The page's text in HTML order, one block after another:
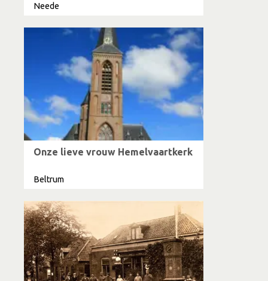
Neede
Onze lieve vrouw Hemelvaartkerk
Beltrum